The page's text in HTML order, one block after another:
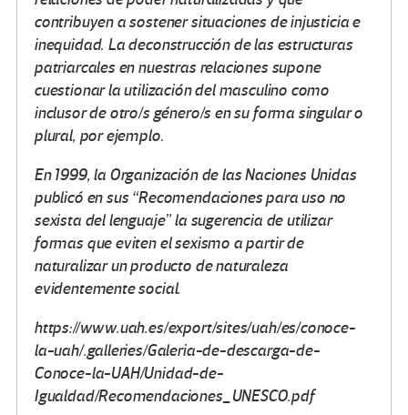
contribuyen a sostener situaciones de injusticia e
inequidad. La deconstrucción de las estructuras
patriarcales en nuestras relaciones supone
cuestionar la utilización del masculino como
inclusor de otro/s género/s en su forma singular o
plural, por ejemplo.
En 1999, la Organización de las Naciones Unidas
publicó en sus “Recomendaciones para uso no
sexista del lenguaje” la sugerencia de utilizar
formas que eviten el sexismo a partir de
naturalizar un producto de naturaleza
evidentemente social.
https://www.uah.es/export/sites/uah/es/conoce-
la-uah/.galleries/Galeria-de-descarga-de-
Conoce-la-UAH/Unidad-de-
Igualdad/Recomendaciones_UNESCO.pdf